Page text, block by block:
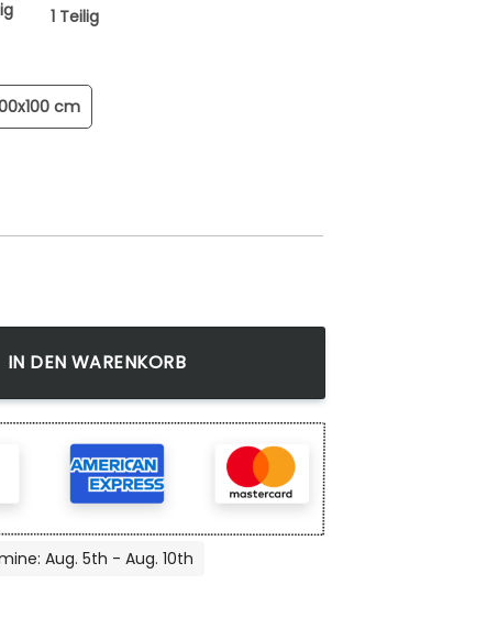
1 Teilig
cm
Wandbild Wanddeko Mehrfarbig Menge
IN DEN WARENKORB
Aug. 5th - Aug. 10th